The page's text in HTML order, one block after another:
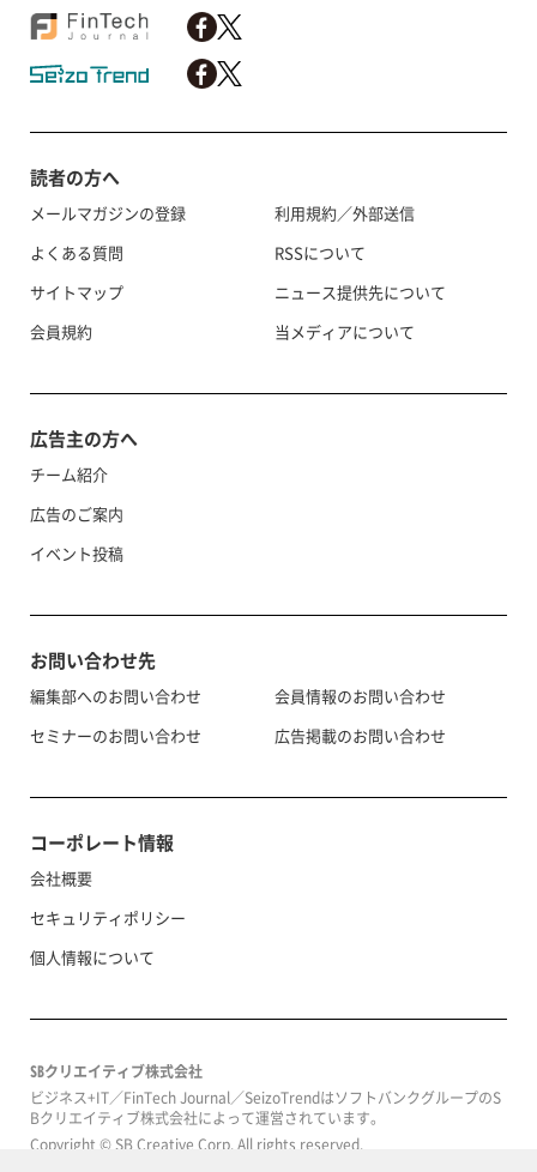
読者の方へ
メールマガジンの登録
よくある質問
サイトマップ
会員規約
利用規約／外部送信
RSSについて
ニュース提供先について
当メディアについて
広告主の方へ
チーム紹介
広告のご案内
イベント投稿
お問い合わせ先
編集部へのお問い合わせ
セミナーのお問い合わせ
会員情報のお問い合わせ
広告掲載のお問い合わせ
コーポレート情報
会社概要
セキュリティポリシー
個人情報について
SBクリエイティブ株式会社
ビジネス+IT／FinTech Journal／SeizoTrendはソフトバンクグループのS
Bクリエイティブ株式会社によって運営されています。
Copyright © SB Creative Corp. All rights reserved.